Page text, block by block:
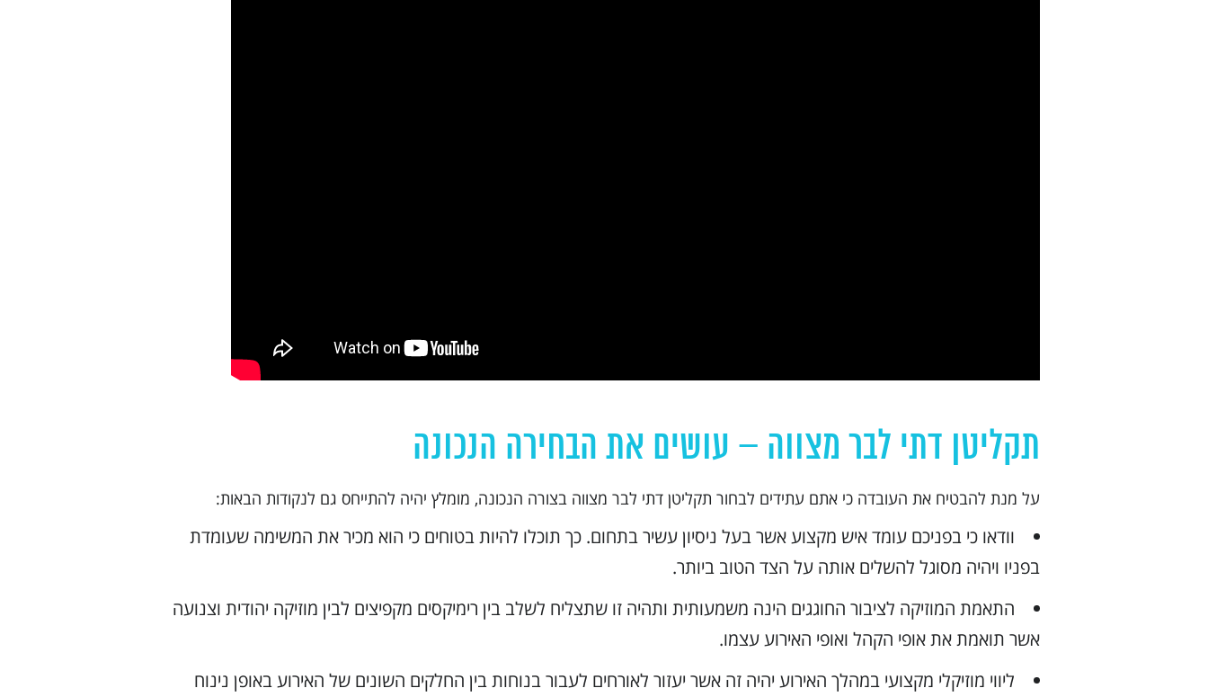
תקליטן דתי לבר מצווה – עושים את הבחירה הנכונה
על מנת להבטיח את העובדה כי אתם עתידים לבחור תקליטן דתי לבר מצווה בצורה הנכונה, מומלץ יהיה להתייחס גם לנקודות הבאות:
וודאו כי בפניכם עומד איש מקצוע אשר בעל ניסיון עשיר בתחום. כך תוכלו להיות בטוחים כי הוא מכיר את המשימה שעומדת
בפניו ויהיה מסוגל להשלים אותה על הצד הטוב ביותר.
התאמת המוזיקה לציבור החוגגים הינה משמעותית ותהיה זו שתצליח לשלב בין רימיקסים מקפיצים לבין מוזיקה יהודית וצנועה
אשר תואמת את אופי הקהל ואופי האירוע עצמו.
ליווי מוזיקלי מקצועי במהלך האירוע יהיה זה אשר יעזור לאורחים לעבור בנוחות בין החלקים השונים של האירוע באופן נינוח